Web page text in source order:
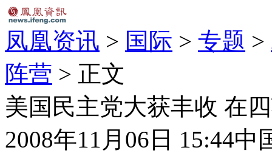
凤凰资讯 > 国际 > 专题 >
阵营 > 正文
美国民主党大获丰收 在
2008年11月06日 15:44中